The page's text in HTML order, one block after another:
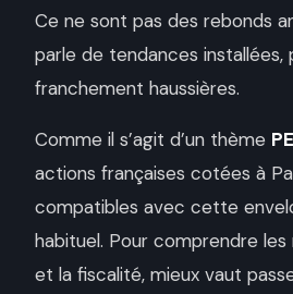
Ce ne sont pas des rebonds
parle de tendances installées,
franchement haussières.
Comme il s’agit d’un thème
actions françaises cotées à
compatibles avec cette
habituel. Pour comprendre les
et la fiscalité, mieux vaut